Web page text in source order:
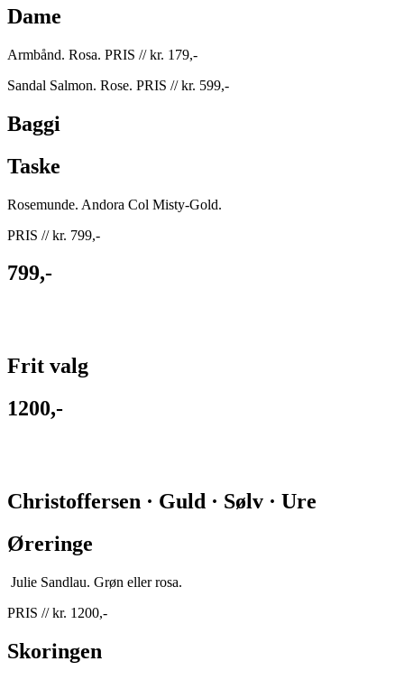
Dame
Armbånd. Rosa. PRIS // kr. 179,-
Sandal Salmon. Rose. PRIS // kr. 599,-
Baggi
Taske
Rosemunde. Andora Col Misty-Gold.
PRIS // kr. 799,-
799,-
Frit valg
1200,-
Christoffersen · Guld · Sølv · Ure
Øreringe
Julie Sandlau. Grøn eller rosa.
PRIS // kr. 1200,-
Skoringen